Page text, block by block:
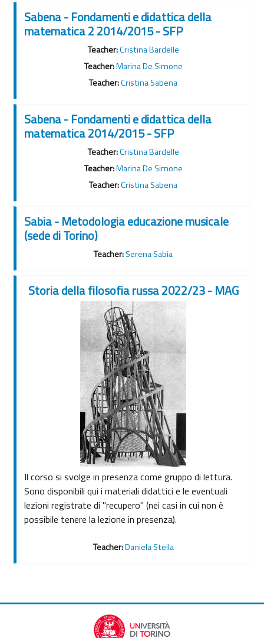
Sabena - Fondamenti e didattica della
matematica 2 2014/2015 - SFP
Teacher:Cristina Bardelle
Teacher:Marina De Simone
Teacher:Cristina Sabena
Sabena - Fondamenti e didattica della
matematica 2014/2015 - SFP
Teacher:Cristina Bardelle
Teacher:Marina De Simone
Teacher:Cristina Sabena
Sabia - Metodologia educazione musicale
(sede di Torino)
Teacher:Serena Sabia
Storia della filosofia russa 2022/23 - MAG
Il corso si svolge in presenza come gruppo di lettura.
Sono disponibili qui i materiali didattici e le eventuali
lezioni registrate di "recupero" (nei casi in cui non è
possibile tenere la lezione in presenza).
Teacher:Daniela Steila